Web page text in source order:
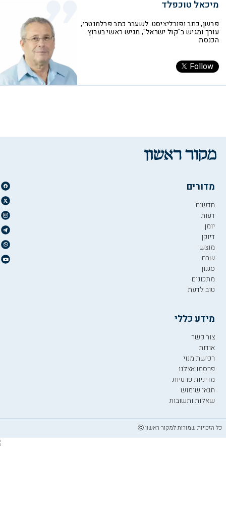
מיכאל טוכפלד
פרשן, כתב ופובליציסט. לשעבר כתב פרלמנטרי,
עורך ומגיש ב"קול ישראל", מגיש ראשי בערוץ
הכנסת
Follow
מדורים
חדשות
דעות
יומן
דיוקן
מוצש
שבת
סגנון
מתכונים
טוב לדעת
מידע כללי
צור קשר
אודות
רכישת מנוי
פרסמו אצלנו
מדיניות פרטיות
תנאי שימוש
שאלות ותשובות
כל הזכויות שמורות למקור ראשון ⓒ